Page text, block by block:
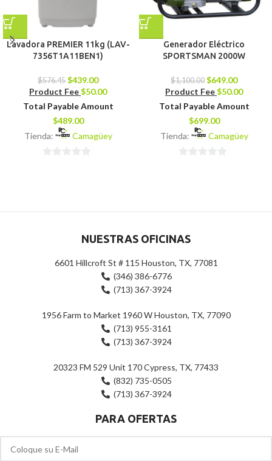
Lavadora PREMIER 11kg (LAV-
7356T1A11BEN1)
$576.45 $439.00
Product Fee$50.00
Total Payable Amount
$489.00
Tienda:
Camagüey
Generador Eléctrico
SPORTSMAN 2000W
$1,100.00 $649.00
Product Fee$50.00
Total Payable Amount
$699.00
Tienda:
Camagüey
NUESTRAS OFICINAS
6601 Hillcroft St # 115 Houston, TX, 77081
(346) 386-6776
(713) 367-3924
1956 Farm to Market 1960 W Houston, TX, 77090
(713) 955-3161
(713) 367-3924
20323 FM 529 Unit 170 Cypress, TX, 77433
(832) 735-0505
(713) 367-3924
PARA OFERTAS